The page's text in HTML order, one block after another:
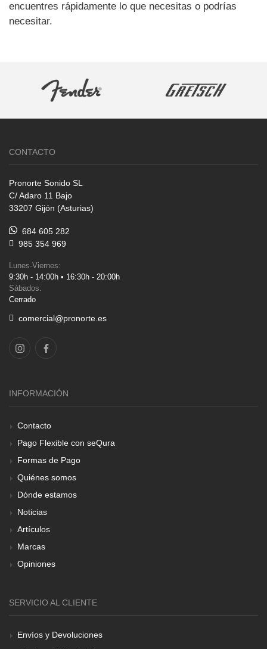
encuentres rápidamente lo que necesitas o podrías
necesitar.
CONTACTO
Pronorte Sonido SL
C/ Adaro 11 Bajo
33207 Gijón (Asturias)
684 605 282
985 354 969
Lunes-Viernes:
9:30h - 14:00h • 16:30h - 20:00h
Sábados:
Cerrado
comercial@pronorte.es
INFORMACIÓN
Contacto
Pago Flexible con seQura
Formas de Pago
Quiénes somos
Dónde estamos
Noticias
Artículos
Marcas
Opiniones
SERVICIO AL CLIENTE
Envíos y Devoluciones